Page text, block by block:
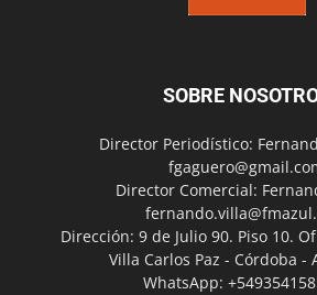
SOBRE
Director Periodístico:
Director Comercial:
Dirección: 9 de Julio 90. Piso 10. Of
Villa Carlos Paz - Córdoba -
WhatsApp: